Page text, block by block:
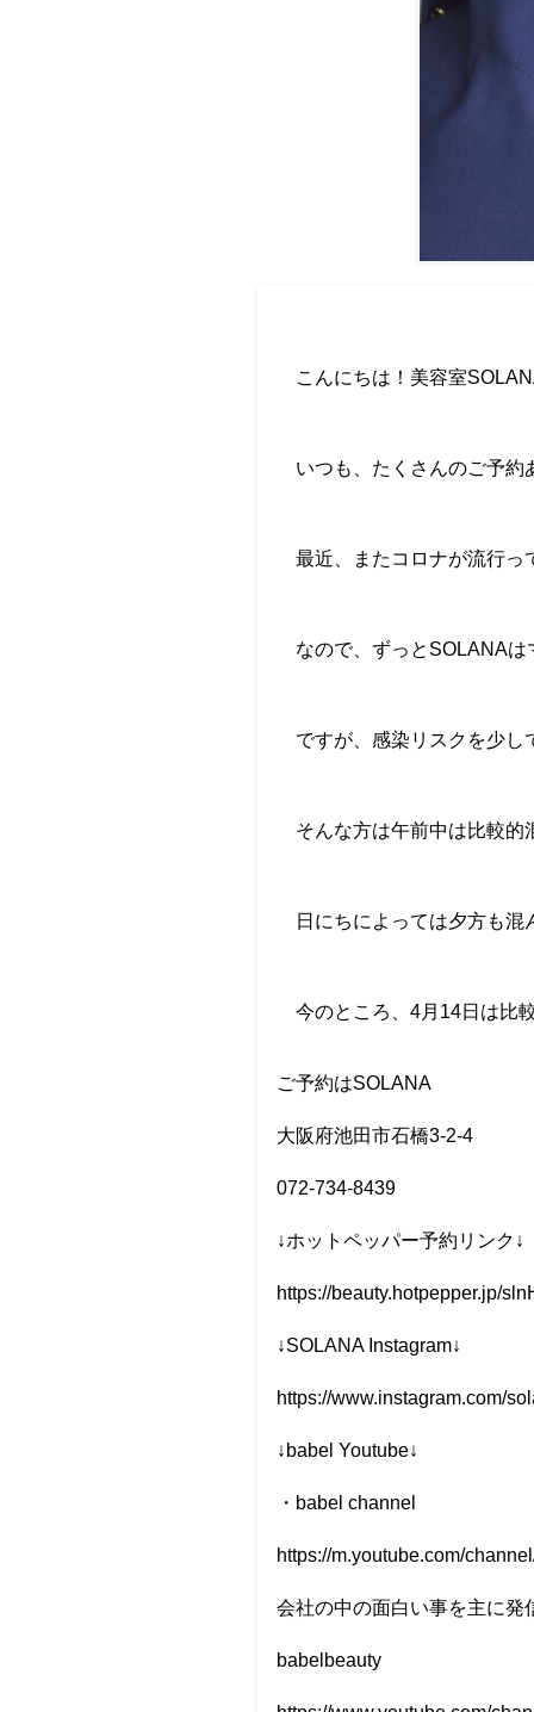
こんにちは！美容室
いつも、たくさんのご予約
最近、またコロナが流行っ
なので、ずっと SOLANAは
ですが、感染リスクを少し
そんな方は午前中は比較的
日にちによっては夕方も
今のところ、 4月 14日は比
ご予約はSOLANA
大阪府池田市石橋3-2-4
072-734-8439
↓ホットペッパー予約リンク↓
https://beauty.hotpepper.jp/
↓SOLANA Instagram↓
https://www.instagram.com/
↓babel Youtube↓
・babel channel
https://m.youtube.com/
会社の中の面白い事を主に発
babelbeauty